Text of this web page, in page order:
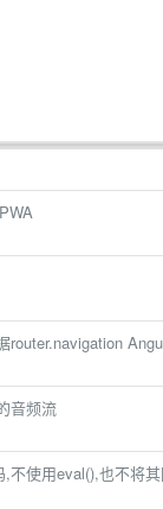
router.navigation
音频流
不使用eval(),也不将